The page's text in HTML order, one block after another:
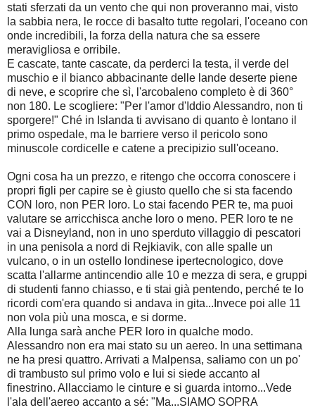
stati sferzati da un vento che qui non proveranno mai, visto
la sabbia nera, le rocce di basalto tutte regolari, l'oceano con
onde incredibili, la forza della natura che sa essere
meravigliosa e orribile.
E cascate, tante cascate, da perderci la testa, il verde del
muschio e il bianco abbacinante delle lande deserte piene
di neve, e scoprire che sì, l'arcobaleno completo è di 360°
non 180. Le scogliere: "Per l'amor d'Iddio Alessandro, non ti
sporgere!" Ché in Islanda ti avvisano di quanto è lontano il
primo ospedale, ma le barriere verso il pericolo sono
minuscole cordicelle e catene a precipizio sull'oceano.
Ogni cosa ha un prezzo, e ritengo che occorra conoscere i
propri figli per capire se è giusto quello che si sta facendo
CON loro, non PER loro. Lo stai facendo PER te, ma puoi
valutare se arricchisca anche loro o meno. PER loro te ne
vai a Disneyland, non in uno sperduto villaggio di pescatori
in una penisola a nord di Rejkiavik, con alle spalle un
vulcano, o in un ostello londinese ipertecnologico, dove
scatta l'allarme antincendio alle 10 e mezza di sera, e gruppi
di studenti fanno chiasso, e ti stai già pentendo, perché te lo
ricordi com'era quando si andava in gita...Invece poi alle 11
non vola più una mosca, e si dorme.
Alla lunga sarà anche PER loro in qualche modo.
Alessandro non era mai stato su un aereo. In una settimana
ne ha presi quattro. Arrivati a Malpensa, saliamo con un po'
di trambusto sul primo volo e lui si siede accanto al
finestrino. Allacciamo le cinture e si guarda intorno...Vede
l'ala dell'aereo accanto a sé: "Ma...SIAMO SOPRA